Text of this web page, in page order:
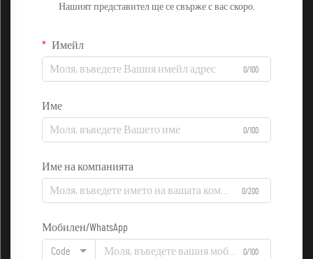
Нашият представител ще се свърже с вас скоро.
Имейл
0/100
Име
0/100
Име на компанията
0/200
Мобилен/WhatsApp
Code 0/100